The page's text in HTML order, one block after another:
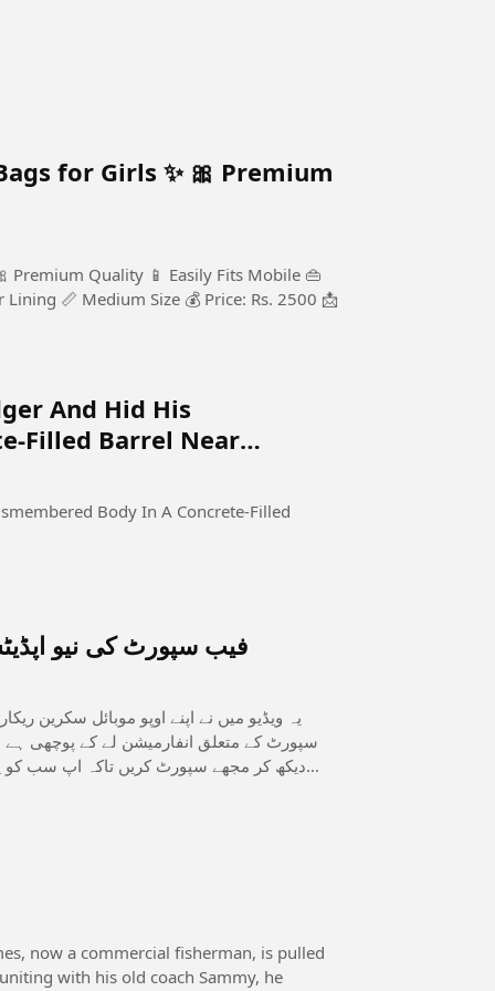
✨ 🎀 Premium
Size 💰 Price: Rs. 2500 📩
And Hid His
Filled Barrel Near
Body In A Concrete-Filled
فیب سپورٹ کی نیو اپڈیٹس 2026 کی مونیٹائزیشن کے
یہ ویڈیو میں نے اپنے اوپو موبائل سکرین
سپورٹ کے متعلق انفارمیشن لے کے پوچھی ہے
دیکھ کر مجھے سپورٹ کریں تاکہ اپ سب کو
with his old coach Sammy, he